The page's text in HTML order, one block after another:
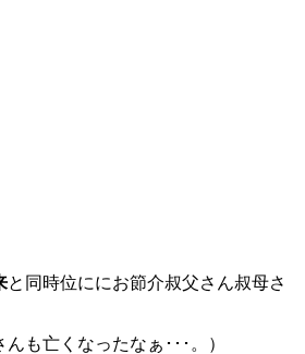
と同時位ににお節介叔父さん叔母さ
んも亡くなったなぁ･･･。）